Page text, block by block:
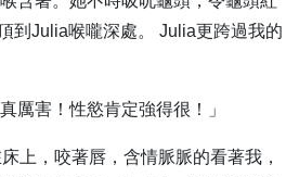
到Julia喉嚨深處。 Julia更跨過我的
厲害！性慾肯定強得很！」
上，咬著唇，含情脈脈的看著我，